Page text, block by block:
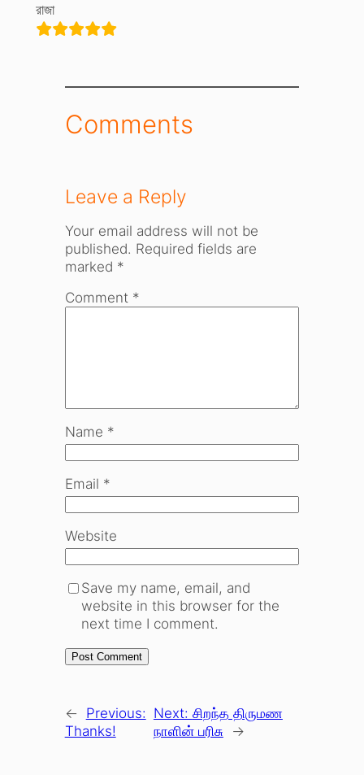
রাজা
Comments
Leave a Reply
Your email address will not be
published. Required fields are
marked *
Comment *
Name *
Email *
Website
Save my name, email, and
website in this browser for the
next time I comment.
←
Previous:
Thanks!
Next: சிறந்த திருமண
நாளின் பரிசு
→